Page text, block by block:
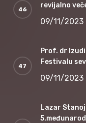
revijalno
09/11/2023
Prof. dr
Festivalu
09/11/2023
Lazar